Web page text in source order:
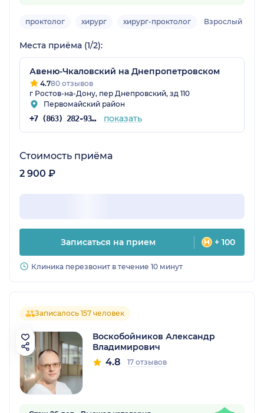
проктолог хирург хирург-проктолог Взрослый
Места приёма (1/2):
Авеню-Чкаловский на Днепропетровском
4.780 отзывов
г Ростов-на-Дону, пер Днепровский, зд 110
Первомайский район
+7 (863) 282-93-77 показать
Стоимость приёма
2 900 ₽
Записаться на прием + 100
Клиника перезвонит в течение 10 минут
Записалось 157 человек
Воскобойников Александр
Владимирович
4.8 17 отзывов